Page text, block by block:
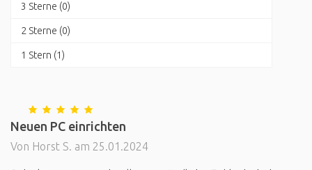
3 Sterne (0)
2 Sterne (0)
1 Stern (1)
Neuen PC einrichten
Von Horst S. am 25.01.2024